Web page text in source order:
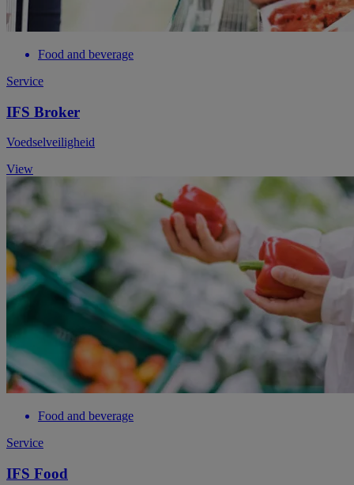
Food and beverage
Service
IFS Broker
Voedselveiligheid
View
Food and beverage
Service
IFS Food